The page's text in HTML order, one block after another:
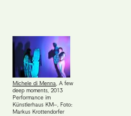
Michele di Menna, A few
deep moments, 2013
Performance im
Künstlerhaus KM–, Foto:
Markus Krottendorfer